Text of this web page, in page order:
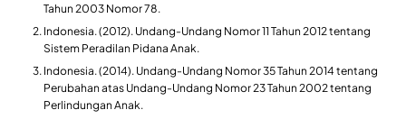
Tahun 2003 Nomor 78.
Indonesia. (2012). Undang-Undang Nomor 11 Tahun 2012 tentang
Sistem Peradilan Pidana Anak.
Indonesia. (2014). Undang-Undang Nomor 35 Tahun 2014 tentang
Perubahan atas Undang-Undang Nomor 23 Tahun 2002 tentang
Perlindungan Anak.